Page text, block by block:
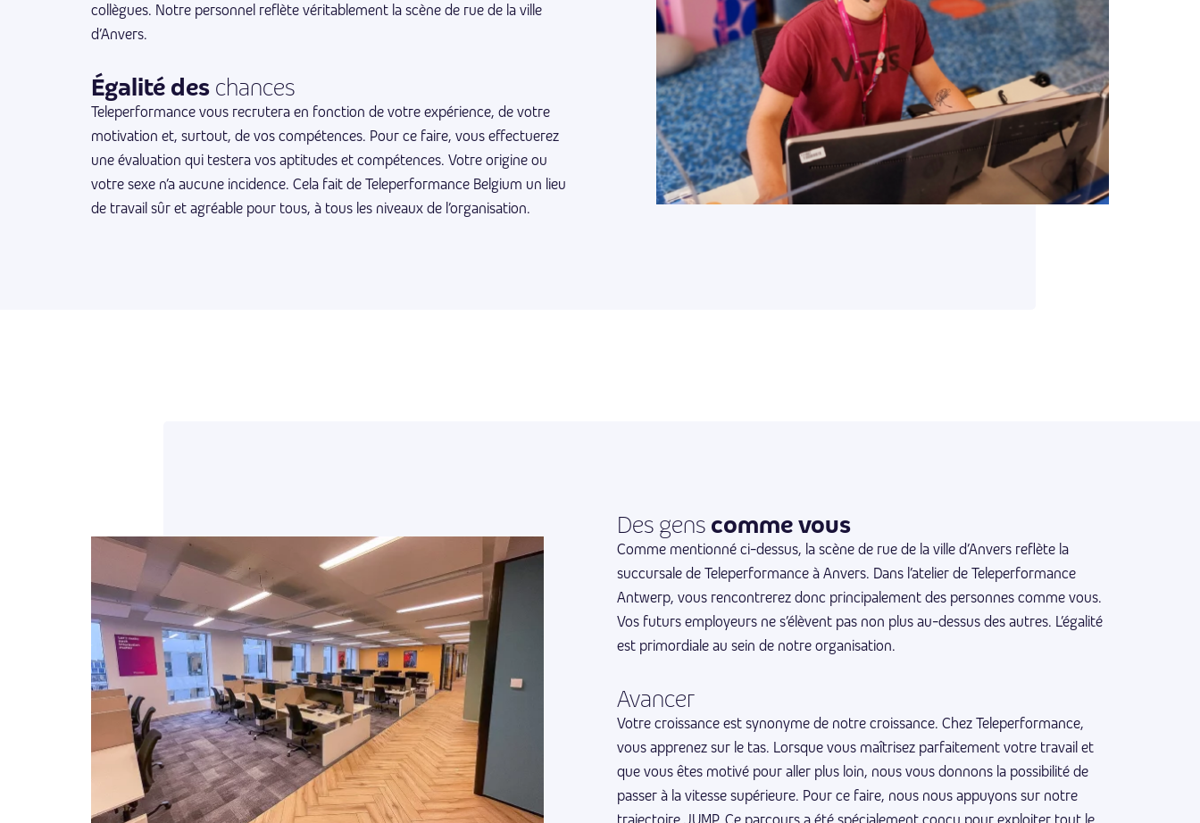
collègues. Notre personnel reflète véritablement la scène de rue de la ville
d’Anvers.
Égalité des chances
Teleperformance vous recrutera en fonction de votre expérience, de votre
motivation et, surtout, de vos compétences. Pour ce faire, vous effectuerez
une évaluation qui testera vos aptitudes et compétences. Votre origine ou
votre sexe n’a aucune incidence. Cela fait de Teleperformance Belgium un lieu
de travail sûr et agréable pour tous, à tous les niveaux de l’organisation.
Des gens comme vous
Comme mentionné ci-dessus, la scène de rue de la ville d’Anvers reflète la
succursale de Teleperformance à Anvers. Dans l’atelier de Teleperformance
Antwerp, vous rencontrerez donc principalement des personnes comme vous.
Vos futurs employeurs ne s’élèvent pas non plus au-dessus des autres. L’égalité
est primordiale au sein de notre organisation.
Avancer
Votre croissance est synonyme de notre croissance. Chez Teleperformance,
vous apprenez sur le tas. Lorsque vous maîtrisez parfaitement votre travail et
que vous êtes motivé pour aller plus loin, nous vous donnons la possibilité de
passer à la vitesse supérieure. Pour ce faire, nous nous appuyons sur notre
trajectoire JUMP. Ce parcours a été spécialement conçu pour exploiter tout le